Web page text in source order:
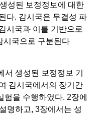
성된 보정정보에 대한
다. 감시국은 무결성 파
시국과 이를 기반으로
시국으로 구분된다
생성된 보정정보 기
감시국에서의 장기간
을 수행하였다. 2장에
명하고, 3장에서는 성